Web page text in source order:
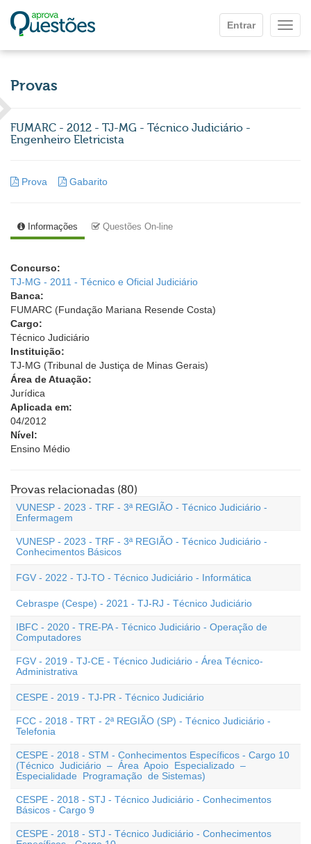
Entrar
Provas
FUMARC - 2012 - TJ-MG - Técnico Judiciário -
Engenheiro Eletricista
Prova Gabarito
Informações Questões On-line
Concurso:
TJ-MG - 2011 - Técnico e Oficial Judiciário
Banca:
FUMARC (Fundação Mariana Resende Costa)
Cargo:
Técnico Judiciário
Instituição:
TJ-MG (Tribunal de Justiça de Minas Gerais)
Área de Atuação:
Jurídica
Aplicada em:
04/2012
Nível:
Ensino Médio
Provas relacionadas (80)
VUNESP - 2023 - TRF - 3ª REGIÃO - Técnico Judiciário -
Enfermagem
VUNESP - 2023 - TRF - 3ª REGIÃO - Técnico Judiciário -
Conhecimentos Básicos
FGV - 2022 - TJ-TO - Técnico Judiciário - Informática
Cebraspe (Cespe) - 2021 - TJ-RJ - Técnico Judiciário
IBFC - 2020 - TRE-PA - Técnico Judiciário - Operação de
Computadores
FGV - 2019 - TJ-CE - Técnico Judiciário - Área Técnico-
Administrativa
CESPE - 2019 - TJ-PR - Técnico Judiciário
FCC - 2018 - TRT - 2ª REGIÃO (SP) - Técnico Judiciário -
Telefonia
CESPE - 2018 - STM - Conhecimentos Específicos - Cargo 10
(Técnico Judiciário – Área Apoio Especializado –
Especialidade Programação de Sistemas)
CESPE - 2018 - STJ - Técnico Judiciário - Conhecimentos
Básicos - Cargo 9
CESPE - 2018 - STJ - Técnico Judiciário - Conhecimentos